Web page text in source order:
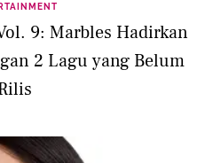
9: Marbles Hadirkan
2 Lagu yang Belum